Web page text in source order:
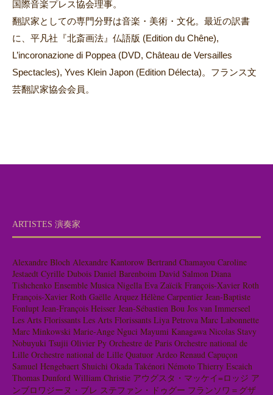
国際音楽プレス協会理事。
翻訳家としての専門分野は音楽・美術・文化。最近の訳書
に、平凡社『北斎画法』仏語版 (Edition du Chêne),
L’incoronazione di Poppea (DVD, Château de Versailles
Spectacles), Yves Klein Japon (Edition Délecta)。フランス文
芸翻訳家協会会員。
ARTISTES 演奏家
Alexandre Bloch Alexandre Kantorow Bertrand Chamayou Caroline
Jestaedt Cyrille Dubois Daniel Barenboim David Salmon Diana
Tishchenko Ensemble Musica Nigella Eva Zaïcik François-Xavier Roth
François-Xavier Roth Gaëlle Arquez Hélène Carpentier Jean-Baptiste
Fonlupt Jean-François Heisser Jean-Sébastien Bou Jos van Immerseel
Les Arts Florissants Les Arts Florissants Liya Petrova Marc Labonnette
Marc Minkowski Marie-Ange Nguci Mayumi Kanagawa Nicolas Stavy
Nobuyuki Tsujii Olivier Py Orchestre de Paris Orchestre national de
Lille Orchestre national de Lille Quatuor Ardeo Renaud Capuçon
Samuel Hengebaert Shuichi Okada Takénori Némoto Thierry Escaich
Thomas Dunford William Christie アウグスタ・マッケイ=ロッジ ア
ンブロワジーヌ・ブレ ステファン・ドゥグー フランソワ＝グザ